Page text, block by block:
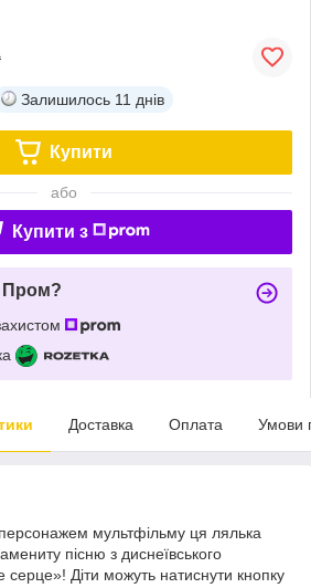
Залишилось 11 днів
Купити
або
Купити з
Пром?
Доставка Оплата Умови
мультфільму ця лялька
пісню з диснеївського
Діти можуть натиснути кнопку